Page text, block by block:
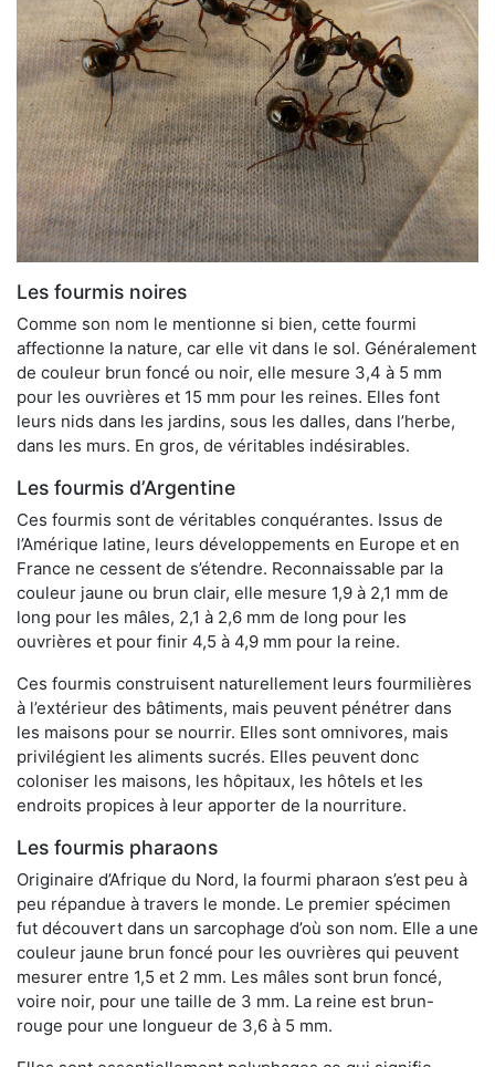
Les fourmis noires
Comme son nom le mentionne si bien, cette fourmi
affectionne la nature, car elle vit dans le sol. Généralement
de couleur brun foncé ou noir, elle mesure 3,4 à 5 mm
pour les ouvrières et 15 mm pour les reines. Elles font
leurs nids dans les jardins, sous les dalles, dans l’herbe,
dans les murs. En gros, de véritables indésirables.
Les fourmis d’Argentine
Ces fourmis sont de véritables conquérantes. Issus de
l’Amérique latine, leurs développements en Europe et en
France ne cessent de s’étendre. Reconnaissable par la
couleur jaune ou brun clair, elle mesure 1,9 à 2,1 mm de
long pour les mâles, 2,1 à 2,6 mm de long pour les
ouvrières et pour finir 4,5 à 4,9 mm pour la reine.
Ces fourmis construisent naturellement leurs fourmilières
à l’extérieur des bâtiments, mais peuvent pénétrer dans
les maisons pour se nourrir. Elles sont omnivores, mais
privilégient les aliments sucrés. Elles peuvent donc
coloniser les maisons, les hôpitaux, les hôtels et les
endroits propices à leur apporter de la nourriture.
Les fourmis pharaons
Originaire d’Afrique du Nord, la fourmi pharaon s’est peu à
peu répandue à travers le monde. Le premier spécimen
fut découvert dans un sarcophage d’où son nom. Elle a une
couleur jaune brun foncé pour les ouvrières qui peuvent
mesurer entre 1,5 et 2 mm. Les mâles sont brun foncé,
voire noir, pour une taille de 3 mm. La reine est brun-
rouge pour une longueur de 3,6 à 5 mm.